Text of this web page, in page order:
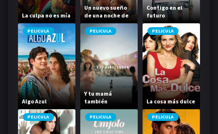
La culpa no es mía
Un nuevo sueño
de una noche de
verano
Contigo en el
futuro
PELICULA
Algo Azul
PELICULA
Y tu mamá
también
PELICULA
La cosa más dulce
PELICULA PELICULA PELICULA